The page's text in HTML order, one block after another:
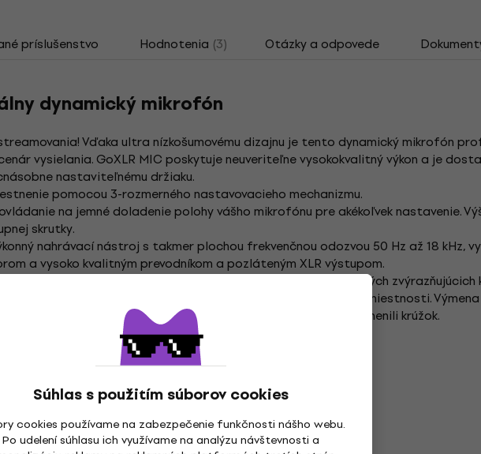
Súhlas s použitím súborov cookies
cookies používame na zabezpečenie funkčnosti nášho webu.
Po udelení súhlasu ich využívame na analýzu návštevnosti a
príslušenstvo Hodnotenia (3) Otázky a odpovede
dynamický mikrofón
Vďaka ultra nízkošumovému dizajnu je tento dynamický mikrofón
vysielania. GoXLR MIC poskytuje neuveriteľne vysokokvalitný výkon a je
nastaviteľnému držiaku.
pomocou 3-rozmerného nastavovacieho mechanizmu.
na jemné doladenie polohy vášho mikrofónu pre akékoľvek nastavenie.
skrutky.
nahrávací nástroj s takmer plochou frekvenčnou odozvou 50 Hz až 18 kHz,
a vysoko kvalitným prevodníkom a pozláteným XLR výstupom.
strieborného eloxovaného krúžku za jeden z 9 farebných zvýrazňujúcich
vašej nálade alebo farebnej schéme vašej streamovacej miestnosti.
odskrutkujte maticu zo základne mikrofónu, aby ste vymenili krúžok.